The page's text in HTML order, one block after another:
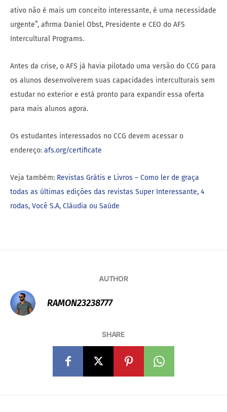
ativo não é mais um conceito interessante, é uma necessidade
urgente”, afirma Daniel Obst, Presidente e CEO do AFS
Intercultural Programs.
Antes da crise, o AFS já havia pilotado uma versão do CCG para
os alunos desenvolverem suas capacidades interculturais sem
estudar no exterior e está pronto para expandir essa oferta
para mais alunos agora.
Os estudantes interessados no CCG devem acessar o
endereço: afs.org/certificate
Veja também: Revistas Grátis e Livros – Como ler de graça
todas as últimas edições das revistas Super Interessante, 4
rodas, Você S.A, Cláudia ou Saúde
AUTHOR
RAMON23238777
SHARE